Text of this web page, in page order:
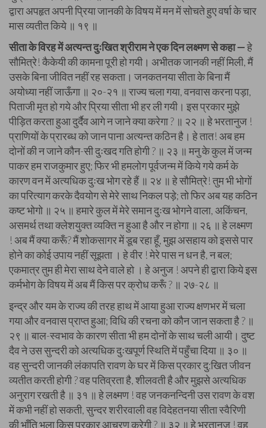
द्वारा अपहृत अपनी प्रिया जानकी के विषय में मन में सोचते हुए वर्षा के चार
मास व्यतीत किये ॥ १९ ॥
सीता के विरह में अत्यन्त दुःखित श्रीराम ने एक दिन लक्ष्मण से कहा —हे
सौमित्रे! कैकेयी की कामना पूरी हो गयी। अभीतक जानकी नहीं मिली, मैं
उसके बिना जीवित नहीं रह सकता। जनकतनया सीता के बिना मैं
अयोध्या नहीं जाऊँगा ॥ २०-२१ ॥ राज्य चला गया, वनवास करना पड़ा,
पिताजी मृत हो गये और प्रिया सीता भी हर ली गयी। इस प्रकार मुझे
पीड़ित करता हुआ दुर्दैव आगे न जाने क्या करेगा ? ॥ २२ ॥ हे भरतानुज !
प्राणियों के प्रारब्ध को जान पाना अत्यन्त कठिन है। हे तात! अब हम
दोनों की न जाने कौन-सी दुःखद गति होगी ? ॥ २३ ॥ मनु के कुल में जन्म
पाकर हम राजकुमार हुए; फिर भी हमलोग पूर्वजन्म में किये गये कर्म के
कारण वन में अत्यधिक दुःख भोग रहे हैं ॥ २४ ॥ हे सौमित्रे! तुम भी भोगों
का परित्याग करके दैवयोग से मेरे साथ निकल पड़े; तो फिर अब यह कठिन
कष्ट भोगो ॥ २५ ॥ हमारे कुल में मेरे समान दुःख भोगने वाला, अकिंचन,
असमर्थ तथा क्लेशयुक्त व्यक्ति न हुआ है और न होगा ॥ २६ ॥ हे लक्ष्मण
! अब मैं क्या करूँ? मैं शोकसागर में डूब रहा हूँ, मुझ असहाय को इससे पार
होने का कोई उपाय नहीं सूझता । हे वीर ! मेरे पास न धन है, न बल;
एकमात्र तुम ही मेरा साथ देने वाले हो । हे अनुज ! अपने ही द्वारा किये इस
कर्मभोग के विषय में अब मैं किस पर क्रोध करूँ ? ॥ २७-२८ ॥
इन्द्र और यम के राज्य की तरह हाथ में आया हुआ राज्य क्षणभर में चला
गया और वनवास प्राप्त हुआ; विधि की रचना को कौन जान सकता है ? ॥
२९ ॥ बाल-स्वभाव के कारण सीता भी हम दोनों के साथ चली आयी। दुष्ट
दैव ने उस सुन्दरी को अत्यधिक दुःखपूर्ण स्थिति में पहुँचा दिया ॥ ३० ॥
वह सुन्दरी जानकी लंकापति रावण के घर में किस प्रकार दु:खित जीवन
व्यतीत करती होगी ? वह पतिव्रता है, शीलवती है और मुझसे अत्यधिक
अनुराग रखती है ॥ ३१ ॥ हे लक्ष्मण ! वह जनकनन्दिनी उस रावण के वश
में कभी नहीं हो सकती, सुन्दर शरीरवाली वह विदेहतनया सीता स्वैरिणी
की भाँति भला किस प्रकार आचरण करेगी ? ॥ ३२ ॥ हे भरतानुज ! वह